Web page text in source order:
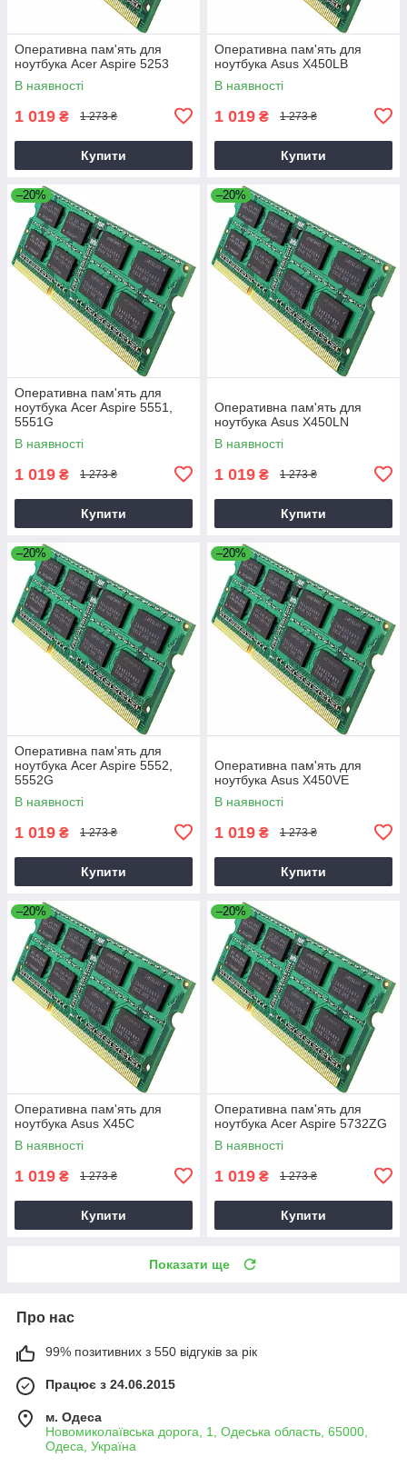
Оперативна пам'ять для
ноутбука Acer Aspire 5253
В наявності
1 019 ₴ 1 273 ₴
Купити
Оперативна пам'ять для
ноутбука Asus X450LB
В наявності
1 019 ₴ 1 273 ₴
Купити
–20%
Оперативна пам'ять для
ноутбука Acer Aspire 5551,
5551G
В наявності
1 019 ₴ 1 273 ₴
Купити
–20%
Оперативна пам'ять для
ноутбука Asus X450LN
В наявності
1 019 ₴ 1 273 ₴
Купити
–20%
Оперативна пам'ять для
ноутбука Acer Aspire 5552,
5552G
В наявності
1 019 ₴ 1 273 ₴
Купити
–20%
Оперативна пам'ять для
ноутбука Asus X450VE
В наявності
1 019 ₴ 1 273 ₴
Купити
–20%
Оперативна пам'ять для
ноутбука Asus X45C
В наявності
1 019 ₴ 1 273 ₴
Купити
–20%
Оперативна пам'ять для
ноутбука Acer Aspire 5732ZG
В наявності
1 019 ₴ 1 273 ₴
Купити
Показати ще
Про нас
99% позитивних з 550 відгуків за рік
Працює з 24.06.2015
м. Одеса
Новомиколаївська дорога, 1, Одеська область, 65000,
Одеса, Україна